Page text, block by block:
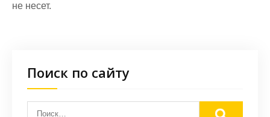
не несет.
Поиск по сайту